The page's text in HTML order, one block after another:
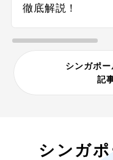
徹底解説！
シンガポ
記
シンガ